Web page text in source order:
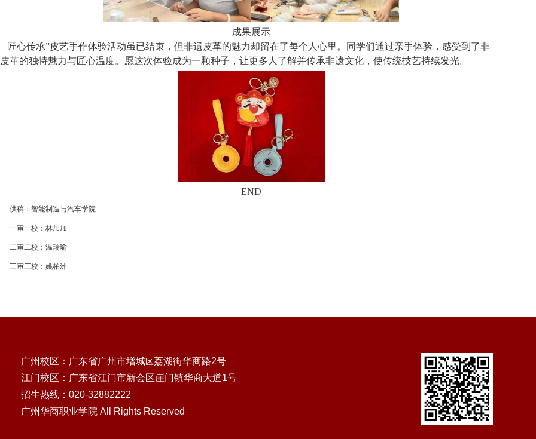
成果展示
匠心传承”皮艺手作体验活动虽已结束，但非遗皮革的魅力却留在了每个人心里。同学们通过亲手体验，感受到了非
革的独特魅力与匠心温度。愿这次体验成为一颗种子，让更多人了解并传承非遗文化，使传统技艺持续发光。
END
供稿：智能制造与汽车学院
一审一校：林加加
二审二校：温瑞瑜
三审三校：姚柏洲
广州校区：广东省广州市增城区荔湖街华商路2号
江门校区：广东省江门市新会区崖门镇华商大道1号
招生热线：020-32882222
广州华商职业学院 All Rights Reserved